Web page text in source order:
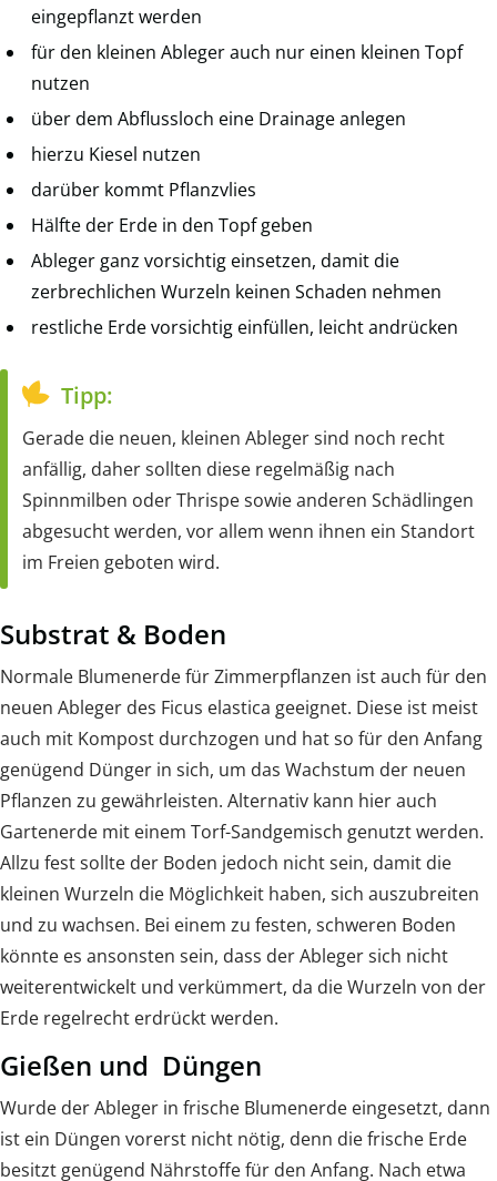
eingepflanzt werden
für den kleinen Ableger auch nur einen kleinen Topf
nutzen
über dem Abflussloch eine Drainage anlegen
hierzu Kiesel nutzen
darüber kommt Pflanzvlies
Hälfte der Erde in den Topf geben
Ableger ganz vorsichtig einsetzen, damit die
zerbrechlichen Wurzeln keinen Schaden nehmen
restliche Erde vorsichtig einfüllen, leicht andrücken
Tipp:
Gerade die neuen, kleinen Ableger sind noch recht
anfällig, daher sollten diese regelmäßig nach
Spinnmilben oder Thrispe sowie anderen Schädlingen
abgesucht werden, vor allem wenn ihnen ein Standort
im Freien geboten wird.
Substrat & Boden
Normale Blumenerde für Zimmerpflanzen ist auch für den
neuen Ableger des Ficus elastica geeignet. Diese ist meist
auch mit Kompost durchzogen und hat so für den Anfang
genügend Dünger in sich, um das Wachstum der neuen
Pflanzen zu gewährleisten. Alternativ kann hier auch
Gartenerde mit einem Torf-Sandgemisch genutzt werden.
Allzu fest sollte der Boden jedoch nicht sein, damit die
kleinen Wurzeln die Möglichkeit haben, sich auszubreiten
und zu wachsen. Bei einem zu festen, schweren Boden
könnte es ansonsten sein, dass der Ableger sich nicht
weiterentwickelt und verkümmert, da die Wurzeln von der
Erde regelrecht erdrückt werden.
Gießen und Düngen
Wurde der Ableger in frische Blumenerde eingesetzt, dann
ist ein Düngen vorerst nicht nötig, denn die frische Erde
besitzt genügend Nährstoffe für den Anfang. Nach etwa